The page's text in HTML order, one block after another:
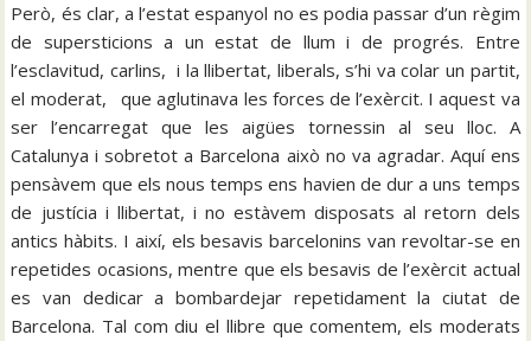
Però, és clar, a l’estat espanyol no es podia passar d’un règim
de supersticions a un estat de llum i de progrés. Entre
l’esclavitud, carlins, i la llibertat, liberals, s’hi va colar un partit,
el moderat, que aglutinava les forces de l’exèrcit. I aquest va
ser l’encarregat que les aigües tornessin al seu lloc. A
Catalunya i sobretot a Barcelona això no va agradar. Aquí ens
pensàvem que els nous temps ens havien de dur a uns temps
de justícia i llibertat, i no estàvem disposats al retorn dels
antics hàbits. I així, els besavis barcelonins van revoltar-se en
repetides ocasions, mentre que els besavis de l’exèrcit actual
es van dedicar a bombardejar repetidament la ciutat de
Barcelona. Tal com diu el llibre que comentem, els moderats